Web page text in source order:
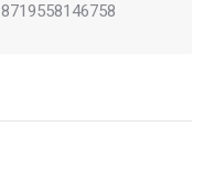
8719558146758